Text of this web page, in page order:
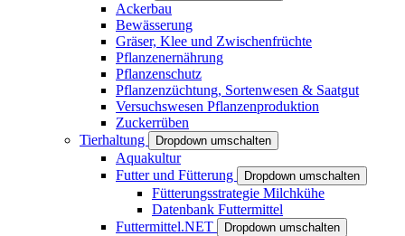
Ackerbau
Bewässerung
Gräser, Klee und Zwischenfrüchte
Pflanzenernährung
Pflanzenschutz
Pflanzenzüchtung, Sortenwesen & Saatgut
Versuchswesen Pflanzenproduktion
Zuckerrüben
Tierhaltung
Dropdown umschalten
Aquakultur
Futter und Fütterung
Dropdown umschalten
Fütterungsstrategie Milchkühe
Datenbank Futtermittel
Futtermittel.NET
Dropdown umschalten